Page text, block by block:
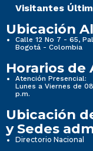
Visitantes
Ubicación
Calle 12 No 7 - 65,
Bogotá - Colombia
Horarios de
Atención Presencial:
Lunes a Viernes de
p.m.
Ubicación
y Sedes
Directorio Nacional